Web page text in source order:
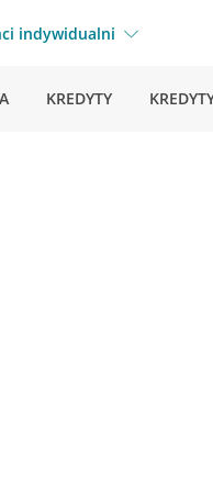
indywidualni
KREDYTY